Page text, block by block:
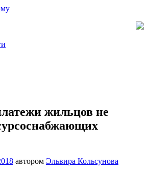
жильцов не
автором Эльвира Кольсунова